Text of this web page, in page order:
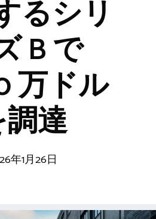
るシリ
B で
万ドル
達
年1月26日